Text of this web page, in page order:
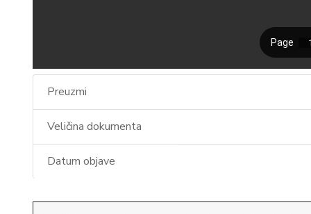
Preuzmi
Veličina dokumenta
Datum objave